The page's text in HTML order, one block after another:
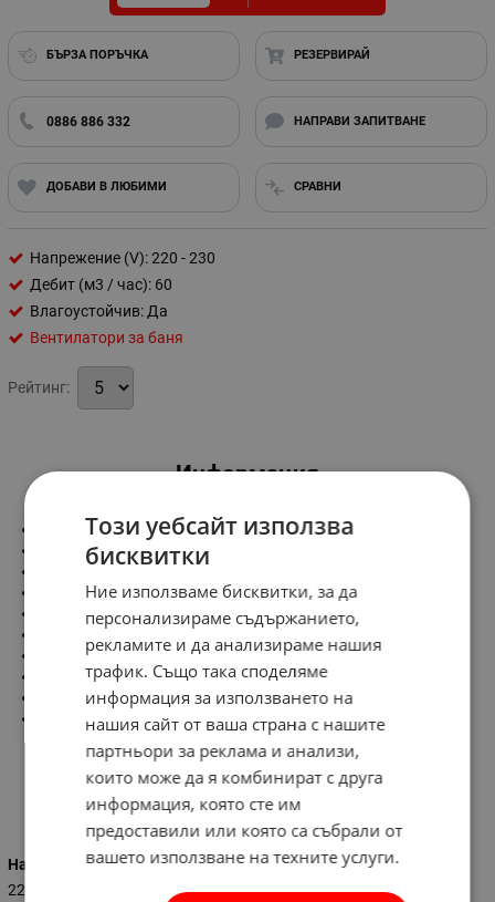
БЪРЗА ПОРЪЧКА РЕЗЕРВИРАЙ
0886 886 332 НАПРАВИ ЗАПИТВАНЕ
ДОБАВИ В ЛЮБИМИ СРАВНИ
Напрежение (V): 220 - 230
Дебит (м3 / час): 60
Влагоустойчив: Да
Вентилатори за баня
Рейтинг:
Информация
Размери:
Диаметър - 154 mm
Характеристики:
Напрежение - 220V/50Hz
Обороти - 2500 об/м
Дебит - 60m3/h
Консумирана мощност - 16W
Тегло - 0.370 kg
Характеристики
Напрежение (V)
220 - 230
Този уебсайт използва
бисквитки
Ние използваме бисквитки, за да
персонализираме съдържанието,
рекламите и да анализираме нашия
трафик. Също така споделяме
информация за използването на
нашия сайт от ваша страна с нашите
партньори за реклама и анализи,
които може да я комбинират с друга
информация, която сте им
предоставили или която са събрали от
вашето използване на техните услуги.